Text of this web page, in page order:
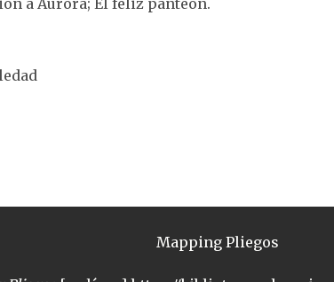
a Aurora; El feliz panteón.
Mapping Pliegos